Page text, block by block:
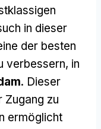
in dieser
der besten
verbessern, in
. Dieser
Zugang zu
ermöglicht